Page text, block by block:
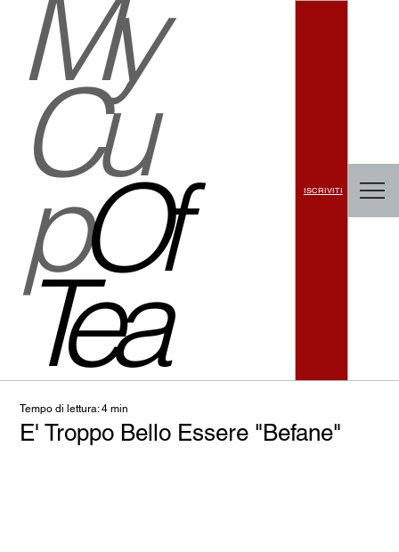
My
Cu
pOf
Tea
ISCRIVITI
E' Troppo Bello Essere "Befane"
Tempo di lettura: 4 min